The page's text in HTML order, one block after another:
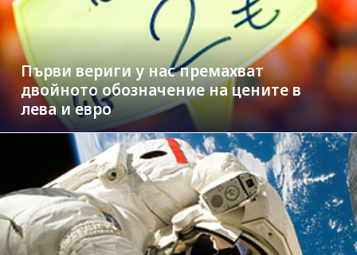
Първи вериги у нас премахват
двойното обозначение на цените в
лева и евро